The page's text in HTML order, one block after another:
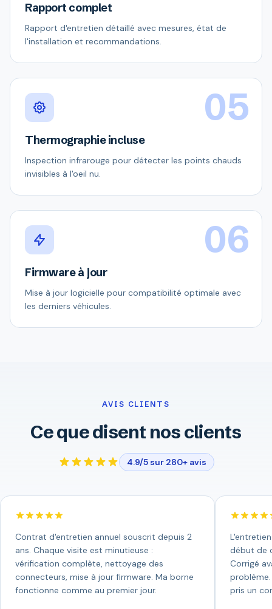
Rapport complet
Rapport d'entretien détaillé avec mesures, état de
l'installation et recommandations.
05
Thermographie incluse
Inspection infrarouge pour détecter les points chauds
invisibles à l'oeil nu.
06
Firmware à jour
Mise à jour logicielle pour compatibilité optimale avec
les derniers véhicules.
AVIS CLIENTS
Ce que disent nos clients
4.9/5 sur 280+ avis
Contrat d'entretien annuel souscrit depuis 2
ans. Chaque visite est minutieuse :
vérification complète, nettoyage des
connecteurs, mise à jour firmware. Ma borne
fonctionne comme au premier jour.
début de
Corrigé
pris un